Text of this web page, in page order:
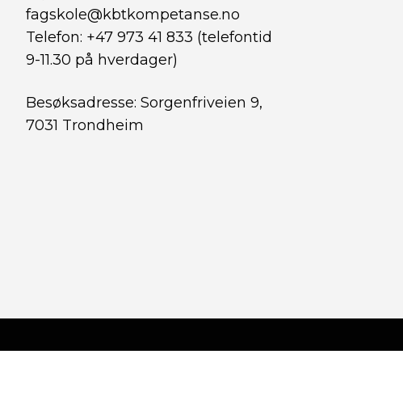
fagskole@kbtkompetanse.no
Telefon: +47 973 41 833 (telefontid
9-11.30 på hverdager)
Besøksadresse: Sorgenfriveien 9,
7031 Trondheim